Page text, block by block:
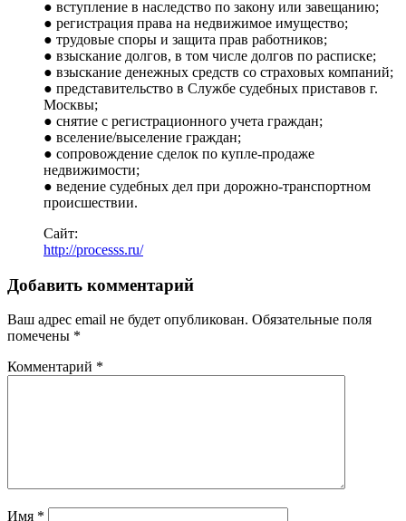
● вступление в наследство по закону или завещанию;
● регистрация права на недвижимое имущество;
● трудовые споры и защита прав работников;
● взыскание долгов, в том числе долгов по расписке;
● взыскание денежных средств со страховых компаний;
● представительство в Службе судебных приставов г.
Москвы;
● снятие с регистрационного учета граждан;
● вселение/выселение граждан;
● сопровождение сделок по купле-продаже
недвижимости;
● ведение судебных дел при дорожно-транспортном
происшествии.
Сайт:
http://processs.ru/
Добавить комментарий
Ваш адрес email не будет опубликован. Обязательные поля
помечены *
Комментарий *
Имя *